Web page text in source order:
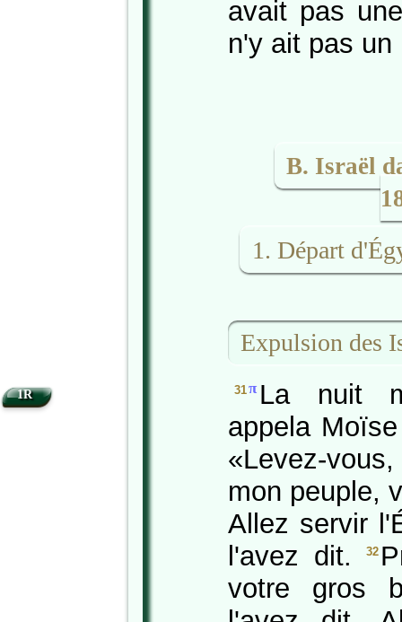
avait pas
n'y ait pas un
B. Israël
1. Départ
Expulsion des
31π La nuit
appela
«Levez-
mon peuple,
Allez servir
l'avez dit.32
votre gros
1R